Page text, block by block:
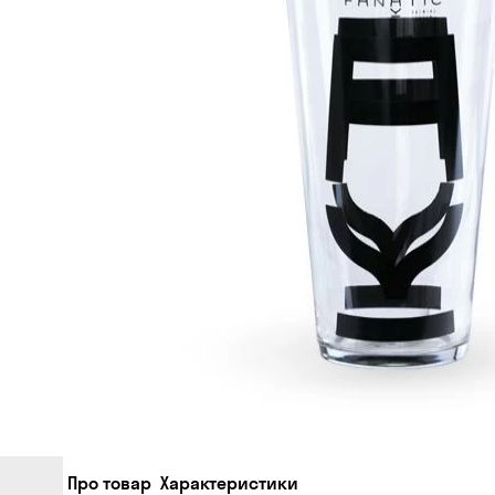
Про товар Характеристики